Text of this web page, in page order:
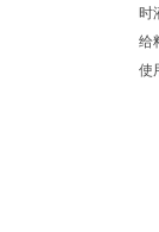
时
给
使